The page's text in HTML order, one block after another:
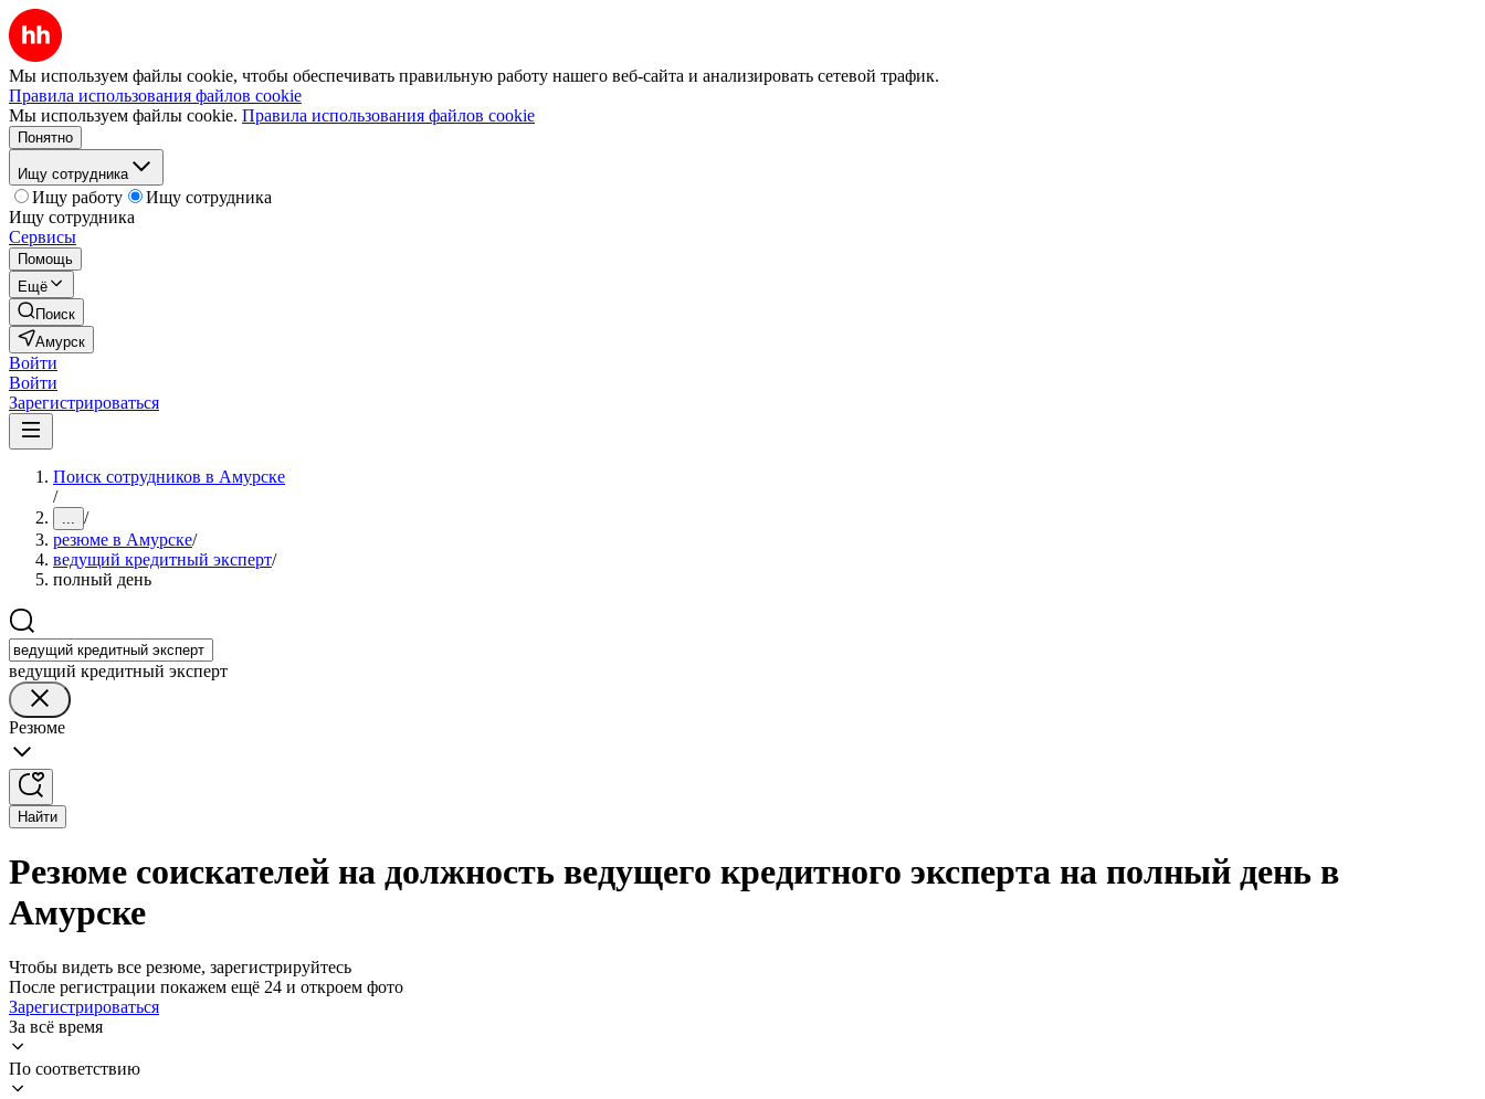
Мы используем файлы cookie, чтобы обеспечивать правильную работу нашего веб-сайта и анализировать сетевой трафик.
Правила использования файлов cookie
Мы используем файлы cookie. Правила использования файлов cookie
Понятно
Ищу сотрудника
Ищу работу
Ищу сотрудника
Ищу сотрудника
Сервисы
Помощь
Ещё
Поиск
Амурск
Войти
Войти
Зарегистрироваться
Поиск сотрудников в Амурске
/
... /
резюме в Амурске/
ведущий кредитный эксперт/
полный день
ведущий кредитный эксперт
Резюме
Найти
Резюме соискателей на должность ведущего кредитного эксперта на полный день в
Амурске
Чтобы видеть все резюме, зарегистрируйтесь
После регистрации покажем ещё 24 и откроем фото
Зарегистрироваться
За всё время
По соответствию